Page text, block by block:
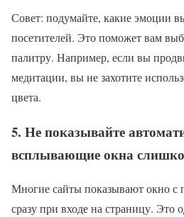
Совет: подумайте, какие эмоции
посетителей. Это поможет вам
палитру. Например, если вы
медитации, вы не захотите
цвета.
5. Не показывайте
всплывающие окна
Многие сайты показывают окно с
сразу при входе на страницу. Это